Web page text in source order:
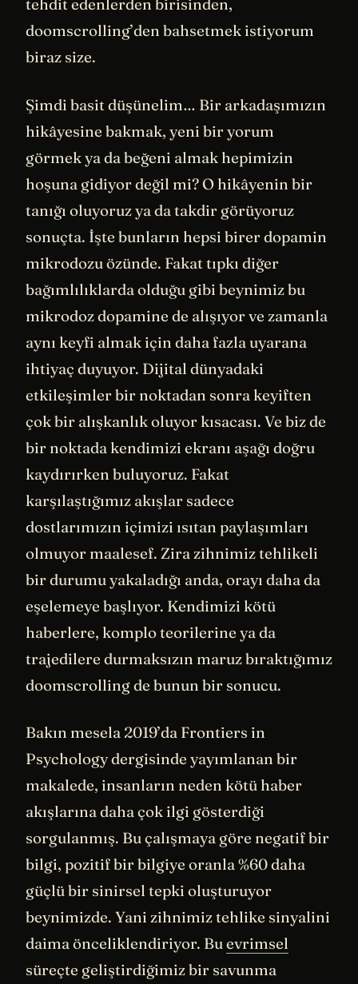
tehdit edenlerden birisinden,
doomscrolling’den bahsetmek istiyorum
biraz size.
Şimdi basit düşünelim… Bir arkadaşımızın
hikâyesine bakmak, yeni bir yorum
görmek ya da beğeni almak hepimizin
hoşuna gidiyor değil mi? O hikâyenin bir
tanığı oluyoruz ya da takdir görüyoruz
sonuçta. İşte bunların hepsi birer dopamin
mikrodozu özünde. Fakat tıpkı diğer
bağımlılıklarda olduğu gibi beynimiz bu
mikrodoz dopamine de alışıyor ve zamanla
aynı keyfi almak için daha fazla uyarana
ihtiyaç duyuyor. Dijital dünyadaki
etkileşimler bir noktadan sonra keyiften
çok bir alışkanlık oluyor kısacası. Ve biz de
bir noktada kendimizi ekranı aşağı doğru
kaydırırken buluyoruz. Fakat
karşılaştığımız akışlar sadece
dostlarımızın içimizi ısıtan paylaşımları
olmuyor maalesef. Zira zihnimiz tehlikeli
bir durumu yakaladığı anda, orayı daha da
eşelemeye başlıyor. Kendimizi kötü
haberlere, komplo teorilerine ya da
trajedilere durmaksızın maruz bıraktığımız
doomscrolling de bunun bir sonucu.
Bakın mesela 2019’da Frontiers in
Psychology dergisinde yayımlanan bir
makalede, insanların neden kötü haber
akışlarına daha çok ilgi gösterdiği
sorgulanmış. Bu çalışmaya göre negatif bir
bilgi, pozitif bir bilgiye oranla %60 daha
güçlü bir sinirsel tepki oluşturuyor
beynimizde. Yani zihnimiz tehlike sinyalini
daima önceliklendiriyor. Buevrimsel
süreçte geliştirdiğimiz bir savunma